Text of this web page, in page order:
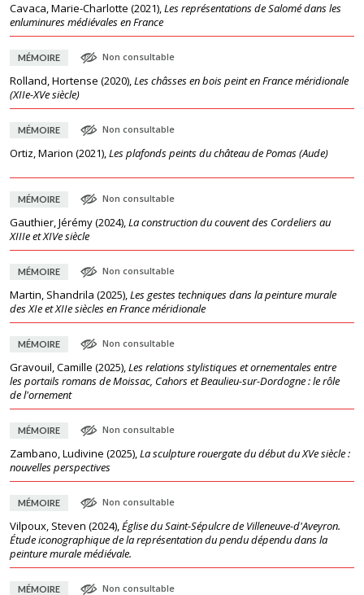
Cavaca, Marie-Charlotte (2021),Les représentations de Salomé dans les
enluminures médiévales en France
MÉMOIRE Non consultable
Rolland, Hortense (2020),Les châsses en bois peint en France méridionale
(XIIe-XVe siècle)
MÉMOIRE Non consultable
Ortiz, Marion (2021),Les plafonds peints du château de Pomas (Aude)
MÉMOIRE Non consultable
Gauthier, Jérémy(2024),La construction du couvent des Cordeliers au
XIIIe et XIVe siècle
MÉMOIRE Non consultable
Martin, Shandrila (2025),Les gestes techniques dans la peinture murale
des XIe et XIIe siècles en France méridionale
MÉMOIRE Non consultable
Gravouil, Camille (2025),Les relations stylistiques et ornementales entre
les portails romans de Moissac, Cahors et Beaulieu-sur-Dordogne : le rôle
de l'ornement
MÉMOIRE Non consultable
Zambano, Ludivine (2025),La sculpture rouergate du début du XVe siècle :
nouvelles perspectives
MÉMOIRE Non consultable
Vilpoux, Steven (2024),Église du Saint-Sépulcre de Villeneuve-d'Aveyron.
Étude iconographique de la représentation du pendu dépendu dans la
peinture murale médiévale.
MÉMOIRE Non consultable